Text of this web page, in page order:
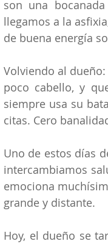
son una
llegamos a la
de buena energía
Volviendo al
poco cabello, y
siempre usa su
citas. Cero
Uno de estos días
intercambiamos
emociona
grande y distante.
Hoy, el dueño se